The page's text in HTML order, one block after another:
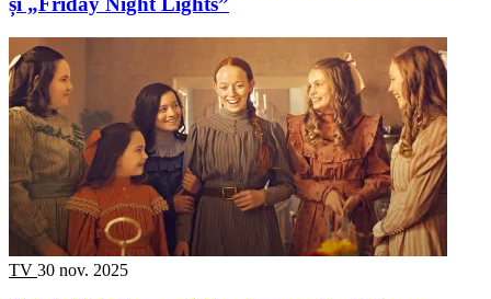
TV 30 nov. 2025